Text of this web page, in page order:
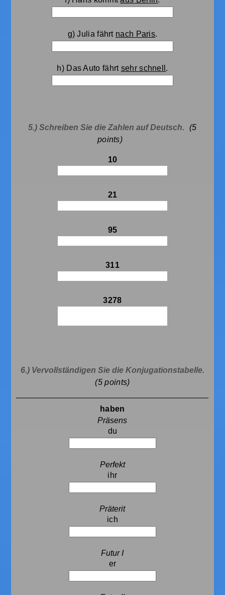
g) Julia fährt nach Paris.
h) Das Auto fährt sehr schnell .
5.) Schreiben Sie die Zahlen auf Deutsch.
(5
points)
10
21
95
311
3278
6.) Vervollständigen Sie die Konjugationstabelle.
(5points)
haben
du
ihr
ich
er